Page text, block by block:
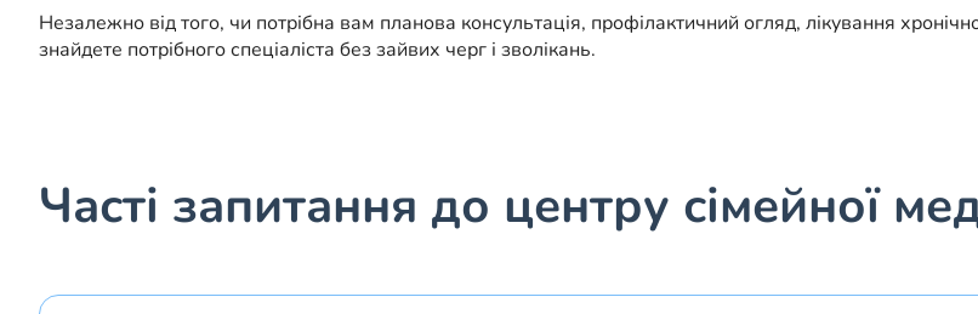
Незалежно від того, чи потрібна вам планова консультація, профілактичний огляд, лікування
знайдете потрібного спеціаліста без зайвих черг і зволікань.
Часті запитання до центру сімейної